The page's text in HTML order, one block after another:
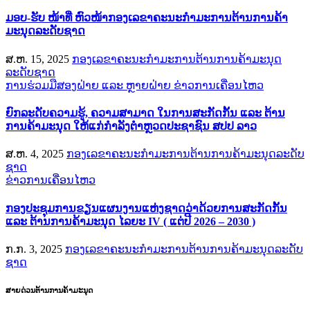
ມອບ-ຮັບ ໜ້າທີ່ ຫົວໜ້າກອງເລຂາຄະນະກຳມະການຕ້ານການຄ້າ
ມະນຸດລະດັບຊາດ
ສ.ຫ. 15, 2025 ກອງເລຂາຄະນະກຳມະການຕ້ານການຄ້າມະນຸດ
ລະດັບຊາດ
ການຮ່ວມມືສອງຝ່າຍ ແລະ ຫຼາຍຝ່າຍ ຂ່າວການເຄື່ອນໄຫວ
ຍົກລະດັບຄວາມຮູ້, ຄວາມສາມາດ ໃນການສະກັດກັ້ນ ແລະ ຕ້ານ
ການຄ້າມະນຸດ ໃຫ້ແກ່ກຳລັງຕຳຫຼວດປະຊາຊົນ ສປປ ລາວ
ສ.ຫ. 4, 2025 ກອງເລຂາຄະນະກຳມະການຕ້ານການຄ້າມະນຸດລະດັບ
ຊາດ
ຂ່າວການເຄື່ອນໄຫວ
ກອງປະຊຸມການຂຽນແຜນງານແຫ່ງຊາດວ່າດ້ວຍການສະກັດກັ້ນ
ແລະ ຕ້ານການຄ້າມະນຸດ ໄລຍະ IV ( ແຕ່ປີ 2026 – 2030 )
ກ.ກ. 3, 2025 ກອງເລຂາຄະນະກຳມະການຕ້ານການຄ້າມະນຸດລະດັບ
ຊາດ
ສາຍດ່ວນຕ້ານການຄ້າມະນຸດ